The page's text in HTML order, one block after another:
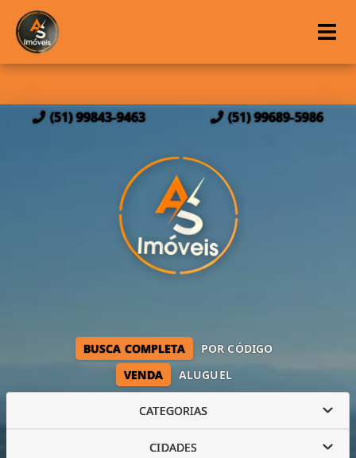
(51) 99843-9463 (51) 99689-5986
VENDA ALUGUEL
BUSCA COMPLETA POR CÓDIGO
CATEGORIAS
CIDADES